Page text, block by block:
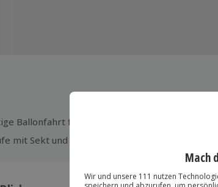
Ballonfahrt für 1 Person
mit Sekt und Urkunde